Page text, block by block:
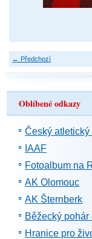
← Předchozí
Oblíbené odkazy
Český atletický
IAAF
Fotoalbum na
AK Olomouc
AK Šternberk
Běžecký
Hranice pro